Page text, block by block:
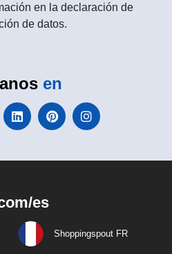
en la declaración de
de datos.
en
es
Shoppingspout FR